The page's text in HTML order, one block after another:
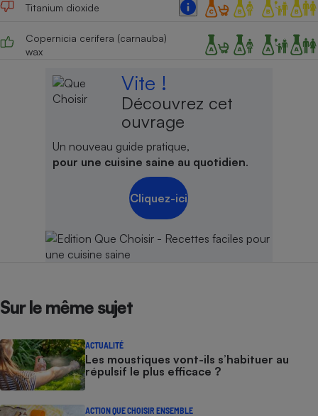
Titanium dioxide
Copernicia cerifera (carnauba)
wax
Vite !
Découvrez cet
ouvrage
Un nouveau guide pratique,
pour une cuisine saine au quotidien.
Cliquez-ici
Sur le même sujet
ACTUALITÉ
Les moustiques vont-ils s’habituer au
répulsif le plus efficace ?
ACTION QUE CHOISIR ENSEMBLE